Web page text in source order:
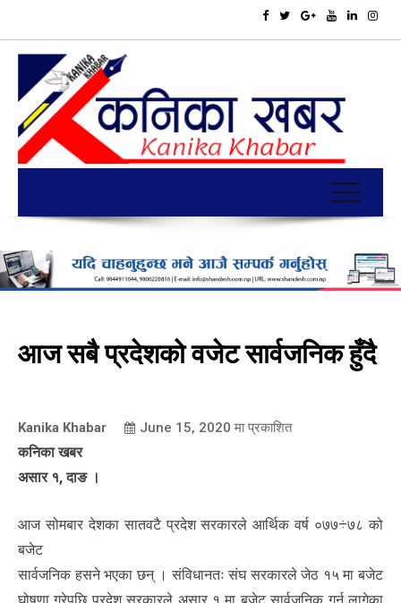
आज सबै प्रदेशको वजेट सार्वजनिक हुँदै
Kanika Khabar June 15, 2020 मा प्रकाशित
कनिका खबर
असार १, दाङ ।
आज सोमबार देशका सातवटै प्रदेश सरकारले आर्थिक वर्ष ०७७÷७८ को
बजेट
सार्वजनिक हसने भएका छन् । संविधानतः संघ सरकारले जेठ १५ मा बजेट